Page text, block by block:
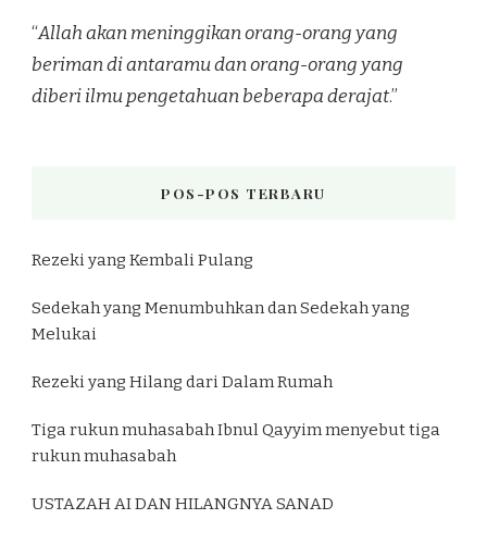
“Allah akan meninggikan orang-orang yang
beriman di antaramu dan orang-orang yang
diberi ilmu pengetahuan beberapa derajat.”
POS-POS TERBARU
Rezeki yang Kembali Pulang
Sedekah yang Menumbuhkan dan Sedekah yang
Melukai
Rezeki yang Hilang dari Dalam Rumah
Tiga rukun muhasabah Ibnul Qayyim menyebut tiga
rukun muhasabah
USTAZAH AI DAN HILANGNYA SANAD